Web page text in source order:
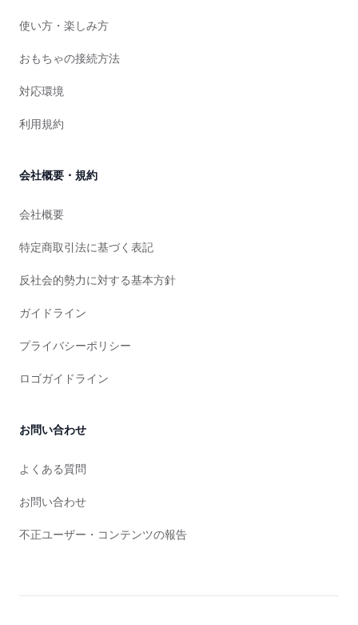
使い方・楽しみ方
おもちゃの接続方法
対応環境
利用規約
会社概要・規約
会社概要
特定商取引法に基づく表記
反社会的勢力に対する基本方針
ガイドライン
プライバシーポリシー
ロゴガイドライン
お問い合わせ
よくある質問
お問い合わせ
不正ユーザー・コンテンツの報告